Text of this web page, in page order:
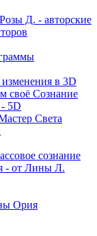
Д. - авторские
в 3D
своё Сознание
5D
Света
сознание
- от Лины Л.
Ория